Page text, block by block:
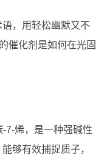
，用轻松幽默又不
催化剂是如何在光固
7-烯，是一种强碱性
够有效捕捉质子，